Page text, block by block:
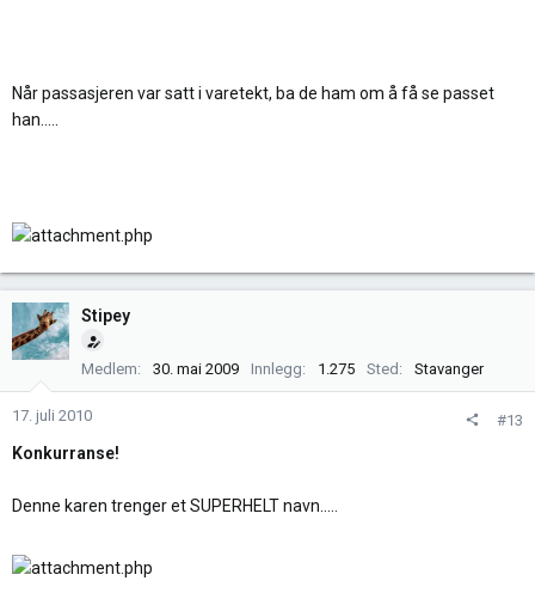
Når passasjeren var satt i varetekt, ba de ham om å få se passet
han.....
Stipey
Medlem 30. mai 2009 Innlegg 1.275 Sted Stavanger
17. juli 2010 #13
Konkurranse!
Denne karen trenger et SUPERHELT navn.....